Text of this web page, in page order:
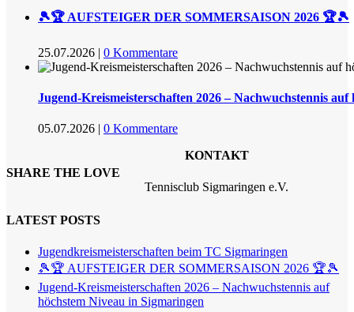
🎾🏆 AUFSTEIGER DER SOMMERSAISON 2026 🏆🎾
25.07.2026 | 0 Kommentare
Jugend-Kreismeisterschaften 2026 – Nachwuchstennis
05.07.2026 0 Kommentare
SHARE THE LOVE
LATEST POSTS
Jugendkreismeisterschaften beim TC Sigmaringen
🎾🏆 AUFSTEIGER DER SOMMERSAISON 2026 🏆🎾
Jugend-Kreismeisterschaften 2026 – Nachwuchstennis auf
höchstem Niveau in Sigmaringen
KONTAKT
Tennisclub Sigmaringen e.V.